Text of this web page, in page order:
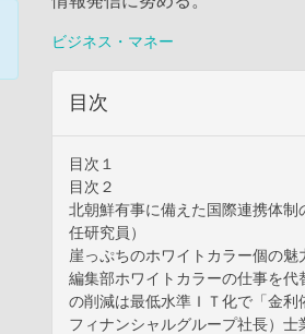
ビジネス・マネー
目次
目次１
目次２
北朝鮮有事に備えた国際連携体
任研究員）
崖っぷちのホワイトカラー個の
編集部ホワイトカラーの仕事を
の削減は最低水準ＩＴ化で「金
フィナンシャルグループ社長）